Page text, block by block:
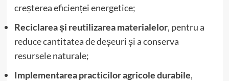
creșterea eficienței energetice;
Reciclarea și reutilizarea materialelor, pentru a
reduce cantitatea de deșeuri și a conserva
resursele naturale;
Implementarea practicilor agricole durabile,